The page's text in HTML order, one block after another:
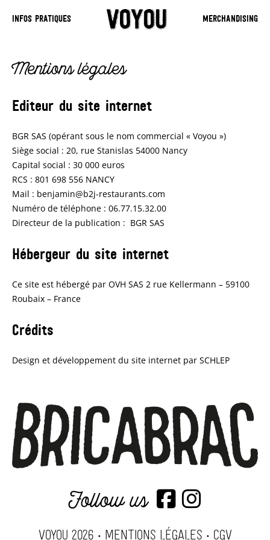
INFOS PRATIQUES MERCHANDISING
Mentions légales
Editeur du site internet
BGR SAS (opérant sous le nom commercial « Voyou »)
Siège social : 20, rue Stanislas 54000 Nancy
Capital social : 30 000 euros
RCS : 801 698 556 NANCY
Mail : benjamin@b2j-restaurants.com
Numéro de téléphone : 06.77.15.32.00
Directeur de la publication : BGR SAS
Hébergeur du site internet
Ce site est hébergé par OVH SAS 2 rue Kellermann – 59100
Roubaix – France
Crédits
Design et développement du site internet par SCHLEP
Follow us
VOYOU 2026 • MENTIONS LÉGALES • CGV